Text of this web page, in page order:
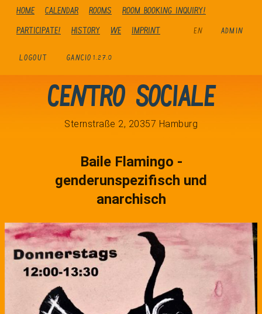
Home Calendar Rooms
Room booking inquiry!
Participate!
history We Imprint EN ADMIN
LOGOUT GANCIO 1.27.0
Centro Sociale
Sternstraße 2, 20357 Hamburg
Baile Flamingo -
genderunspezifisch und
anarchisch